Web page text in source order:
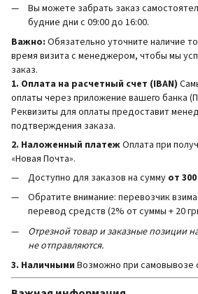
Вы можете забрать заказ
будние дни с 09:00 до 16:00.
Важно: Обязательно уточните наличие
время визита с менеджером, чтобы мы
заказ.
1. Оплата на расчетный счет (IBAN)
оплаты через приложение вашего банка
Реквизиты для оплаты предоставит
подтверждения заказа.
2. Наложенный платежОплата при
«Новая Почта».
Доступно для заказов на сумму от
Обратите внимание: перевозчик
перевод средств (2% от суммы + 20
Отрезной товар и заказные позиции
не отправляются.
3. Наличными Возможно при самовывозе